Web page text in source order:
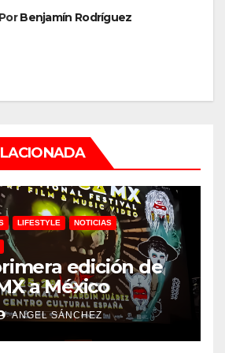
PorBenjamín Rodríguez
LIFESTYLE NOTICIAS
edición de
a México
ANGEL SÁNCHEZ